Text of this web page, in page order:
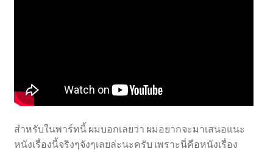
สำหรับในพาร์ทนี้ ผมบอกเลยว่า ผมอยากจะมาเสนอแนะ
หนังเรื่องนี้จริงๆจังๆเลยล่ะนะครับ เพราะนี่คือหนังเรื่อง